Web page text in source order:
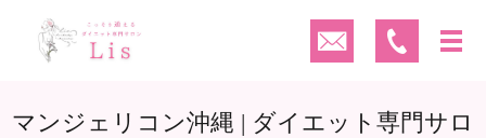
マンジェリコン沖縄 | ダイエット専門サロ